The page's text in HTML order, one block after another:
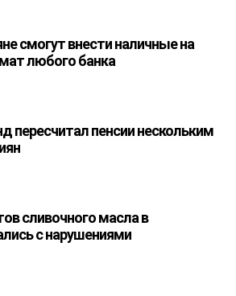
смогут внести наличные на
любого банка
пересчитал пенсии нескольким
сливочного масла в
с нарушениями